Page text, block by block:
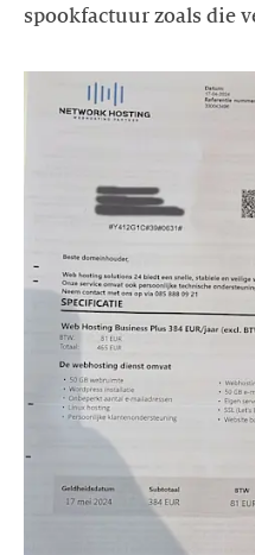
spookfactuur zoals die